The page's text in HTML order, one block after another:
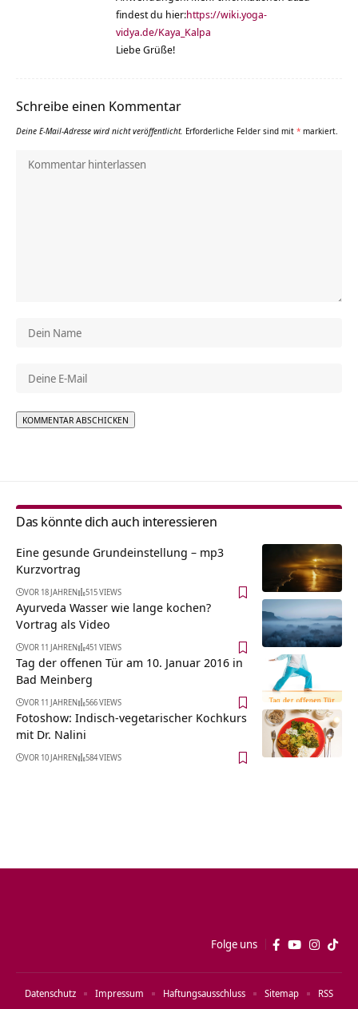
findest du hier:https://wiki.yoga-
vidya.de/Kaya_Kalpa
Liebe Grüße!
Schreibe einen Kommentar
Deine E-Mail-Adresse wird nicht veröffentlicht. Erforderliche Felder sind mit * markiert.
Das könnte dich auch interessieren
Eine gesunde Grundeinstellung – mp3
Kurzvortrag
VOR 18 JAHREN 515 VIEWS
Ayurveda Wasser wie lange kochen?
Vortrag als Video
VOR 11 JAHREN 451 VIEWS
Tag der offenen Tür am 10. Januar 2016 in
Bad Meinberg
VOR 11 JAHREN 566 VIEWS
Fotoshow: Indisch-vegetarischer Kochkurs
mit Dr. Nalini
VOR 10 JAHREN 584 VIEWS
Folge uns
Datenschutz Impressum Haftungsausschluss Sitemap RSS